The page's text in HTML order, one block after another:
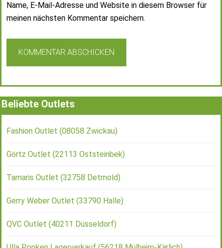
Name, E-Mail-Adresse und Website in diesem Browser für
meinen nächsten Kommentar speichern.
Beliebte Outlets
Fashion Outlet (08058 Zwickau)
Görtz Outlet (22113 Oststeinbek)
Tamaris Outlet (32758 Detmold)
Gerry Weber Outlet (33790 Halle)
QVC Outlet (40211 Düsseldorf)